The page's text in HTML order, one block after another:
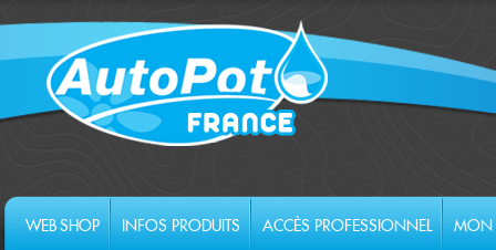
WEB SHOP INFOS PRODUITS ACCÈS PROFESSIONNEL MON